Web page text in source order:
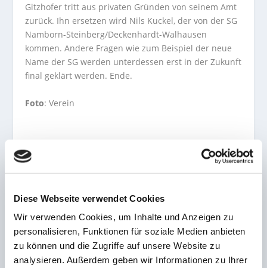
Diese Webseite verwendet Cookies
Wir verwenden Cookies, um Inhalte und Anzeigen zu
personalisieren, Funktionen für soziale Medien anbieten
zu können und die Zugriffe auf unsere Website zu
analysieren. Außerdem geben wir Informationen zu Ihrer
Gitzhofer tritt aus privaten Gründen von seinem Amt
zurück. Ihn ersetzen wird Nils Kuckel, der von der SG
Namborn-Steinberg/Deckenhardt-Walhausen
kommen. Andere Fragen wie zum Beispiel der neue
Name der SG werden unterdessen erst in der Zukunft
final geklärt werden. Ende.
Foto: Verein
AKTIE: